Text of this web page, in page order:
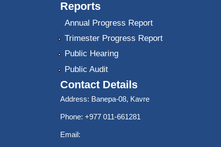
Reports
Annual Progress Report
Trimester Progress Report
Public Hearing
Public Audit
Contact Details
Address: Banepa-08, Kavre
Phone: +977 011-661281
Email: